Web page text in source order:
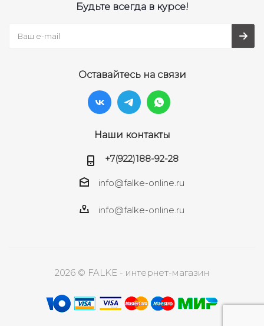
Будьте всегда в курсе!
Оставайтесь на связи
Наши контакты
+7(922)188-92-28
info@falke-online.ru
info@falke-online.ru
2026 © FALKE - интернет-магазин